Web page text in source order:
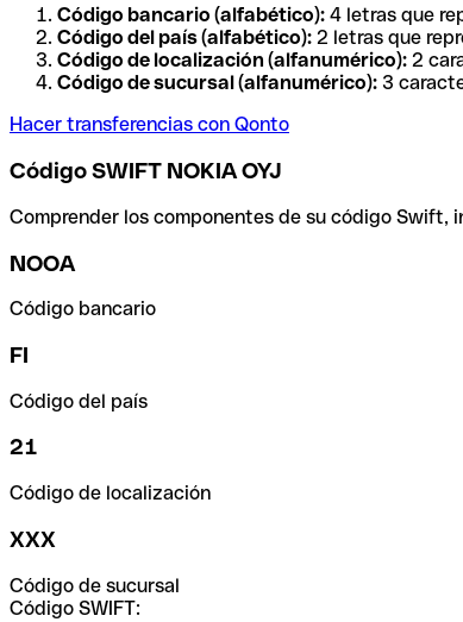
Código bancario (alfabético): 4 letras que
Código del país (alfabético): 2 letras que
Código de localización (alfanumérico): 2
Código de sucursal (alfanumérico): 3
Hacer transferencias con Qonto
Código SWIFT NOKIA OYJ
Comprender los componentes de su código Swift,
NOOA
Código bancario
FI
Código del país
21
Código de localización
XXX
Código de sucursal
Código SWIFT: